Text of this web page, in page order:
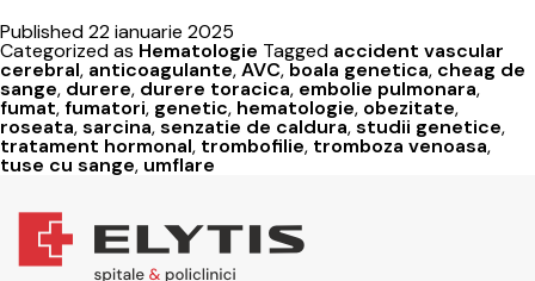
Cauze,
și
Published22 ianuarie 2025
Categorized as Hematologie Tagged accident vascular
cerebral, anticoagulante,AVC,boala genetica, cheag de
sange, durere, durere toracica, embolie pulmonara,
fumat,fumatori, genetic, hematologie, obezitate,
roseata,sarcina,senzatie de caldura,studii genetice,
tratament hormonal, trombofilie, tromboza venoasa,
tuse cu sange, umflare